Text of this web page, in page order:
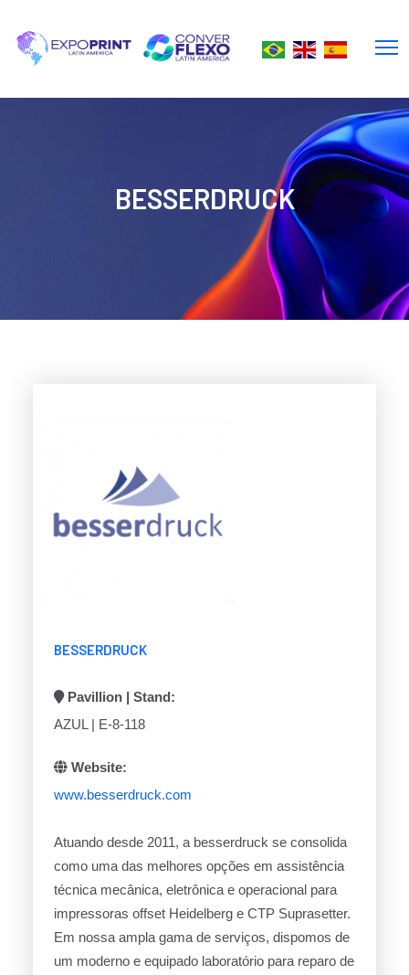
BESSERDRUCK
BESSERDRUCK
Pavillion | Stand:
AZUL | E-8-118
Website:
www.besserdruck.com
Atuando desde 2011, a besserdruck se consolida
como uma das melhores opções em assistência
técnica mecânica, eletrônica e operacional para
impressoras offset Heidelberg e CTP Suprasetter.
Em nossa ampla gama de serviços, dispomos de
um moderno e equipado laboratório para reparo de